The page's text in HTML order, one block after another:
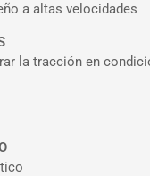
a altas velocidades
la tracción en